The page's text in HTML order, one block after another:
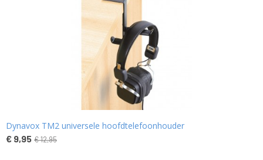
Dynavox TM2 universele hoofdtelefoonhouder
€ 9,95 € 12,95